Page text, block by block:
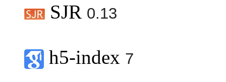
SJR 0.13
h5-index 7